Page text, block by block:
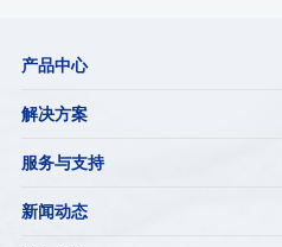
产品中心
解决方案
服务与支持
新闻动态